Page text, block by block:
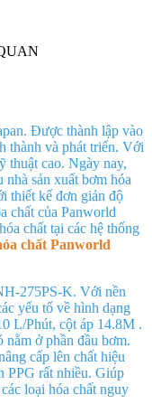
Được thành lập vào
thành và phát triển. Với
thuật cao. Ngày nay,
sản xuất bơm hóa
thiết kế đơn giản độ
chất của Panworld
chất tại các hệ thống
chất Panworld
275PS-K. Với nền
yếu tố về hình dạng
L/Phút, cột áp 14.8M .
ở phần đầu bơm.
cấp lên chất hiệu
PPG rất nhiều. Giúp
loại hóa chất nguy